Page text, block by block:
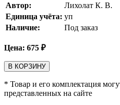
Автор:
Лихолат К. В.
Единица учёта: уп
Наличие:
Под заказ
Цена: 675 ₽
В КОРЗИНУ
* Товар и его комплектация
представленных на сайте